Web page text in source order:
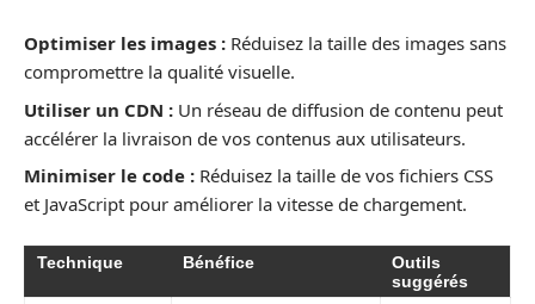
Optimiser les images : Réduisez la taille des images sans
compromettre la qualité visuelle.
Utiliser un CDN : Un réseau de diffusion de contenu peut
accélérer la livraison de vos contenus aux utilisateurs.
Minimiser le code : Réduisez la taille de vos fichiers CSS
et JavaScript pour améliorer la vitesse de chargement.
Technique Bénéfice
Outils
suggérés